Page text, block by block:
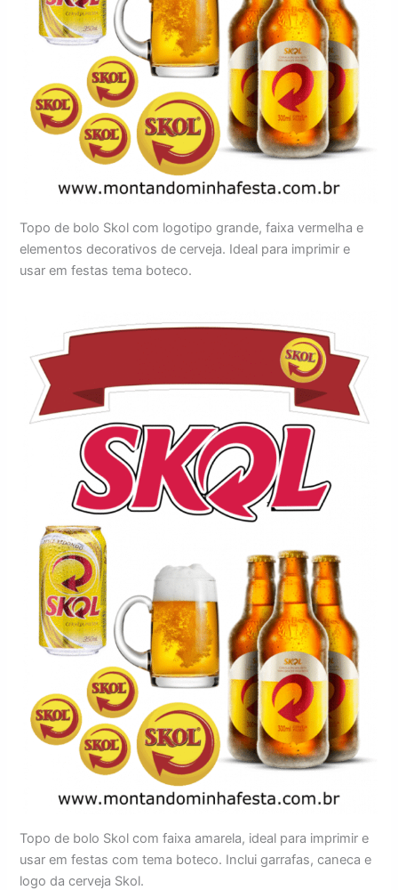
Topo de bolo Skol com logotipo grande, faixa vermelha e
elementos decorativos de cerveja. Ideal para imprimir e
usar em festas tema boteco.
Topo de bolo Skol com faixa amarela, ideal para imprimir e
usar em festas com tema boteco. Inclui garrafas, caneca e
logo da cerveja Skol.